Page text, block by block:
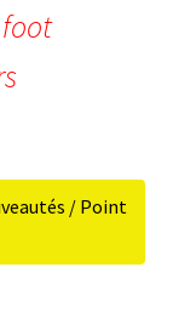
/ Point